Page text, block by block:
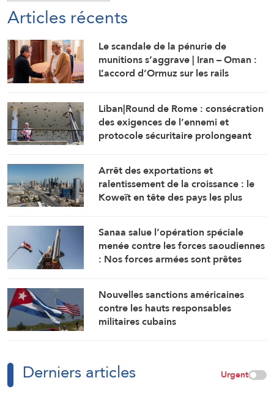
Articles récents
Le scandale de la pénurie de
munitions s’aggrave | Iran – Oman :
L’accord d’Ormuz sur les rails
Liban|Round de Rome : consécration
des exigences de l’ennemi et
protocole sécuritaire prolongeant
Arrêt des exportations et
ralentissement de la croissance : le
Koweït en tête des pays les plus
Sanaa salue l’opération spéciale
menée contre les forces saoudiennes
: Nos forces armées sont prêtes
Nouvelles sanctions américaines
contre les hauts responsables
militaires cubains
Derniers articles Urgent